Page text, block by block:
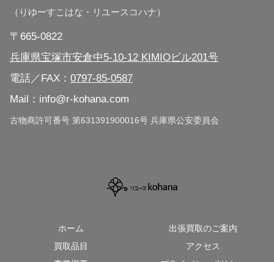
兵庫県 三田市
大阪府（広域対応）
（りゆーすこはな・リユースコハナ）
〒665-0822
兵庫県宝塚市安倉中5-10-12 KIMIOビル201号
電話／FAX： 0797-85-0587
Mail：info@r-kohana.com
古物商許可番号 第631391900016号 兵庫県公安委員会
ホーム
出張買取のご案内
買取品目
アクセス